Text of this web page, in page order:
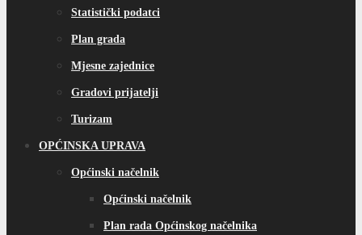
Statistički podatci
Plan grada
Mjesne zajednice
Gradovi prijatelji
Turizam
OPĆINSKA UPRAVA
Općinski načelnik
Općinski načelnik
Plan rada Općinskog načelnika